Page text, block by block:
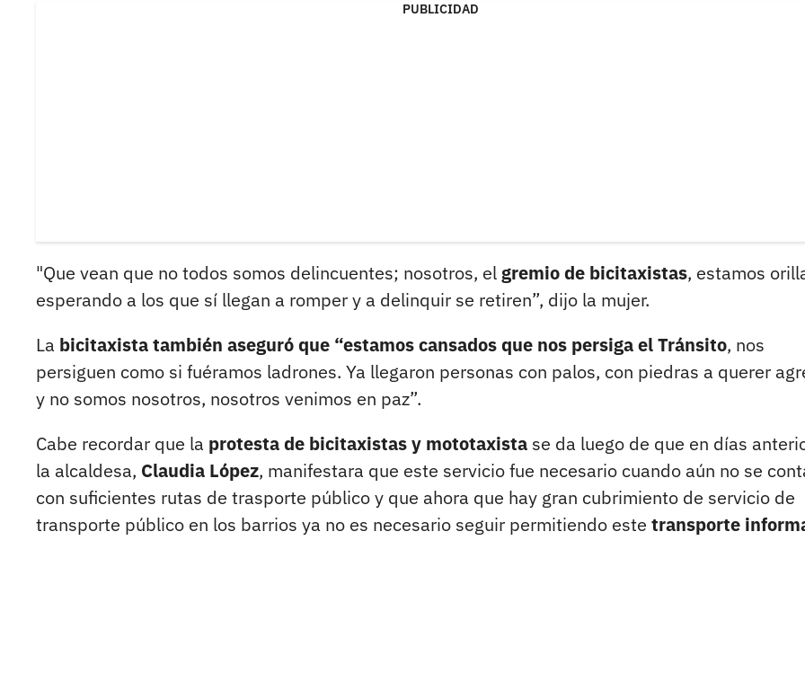
PUBLICIDAD
"Que vean que no todos somos delincuentes; nosotros, el gremio de bicitaxistas, estamos
esperando a los que sí llegan a romper y a delinquir se retiren”, dijo la mujer.
La bicitaxista también aseguró que “estamos cansados que nos persiga el Tránsito, nos
persiguen como si fuéramos ladrones. Ya llegaron personas con palos, con piedras a querer
y no somos nosotros, nosotros venimos en paz”.
Cabe recordar que la protesta de bicitaxistas y mototaxista se da luego de que en días
la alcaldesa, Claudia López, manifestara que este servicio fue necesario cuando aún no se
con suficientes rutas de trasporte público y que ahora que hay gran cubrimiento de servicio de
transporte público en los barrios ya no es necesario seguir permitiendo este transporte